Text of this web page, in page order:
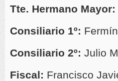
Tte. Hermano Mayor:
Consiliario 1º:
Consiliario 2º: Julio
Fiscal: Francisco